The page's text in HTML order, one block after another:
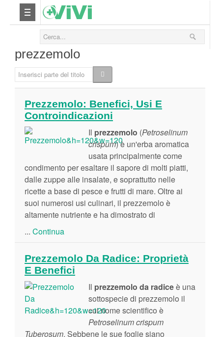
Salute
Fitness
Relax
Viaggi & Vacanze
prezzemolo
Inserisci parte del titolo
Prezzemolo: Benefici, Usi E
Controindicazioni
Il prezzemolo (Petroselinum
crispum) è un'erba aromatica
usata principalmente come
condimento per esaltare il sapore di molti piatti,
dalle zuppe alle insalate, e soprattutto nelle
ricette a base di pesce e frutti di mare. Oltre ai
suoi numerosi usi culinari, il prezzemolo è
altamente nutriente e ha dimostrato di
... Continua
Prezzemolo Da Radice: Proprietà
E Benefici
Il prezzemolo da radiceè una
sottospecie di prezzemolo il
cui nome scientifico è
Petroselinum crispum
Tuberosum. Sebbene le sue foglie siano